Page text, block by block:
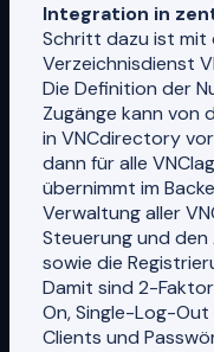
Integration in
Schritt dazu ist mit
Verzeichnisdienst
Die Definition der
Zugänge kann
in VNCdirectory
dann für alle
übernimmt im
Verwaltung aller
Steuerung und
sowie die
Damit sind 2-
On, Single-Log-
Clients und